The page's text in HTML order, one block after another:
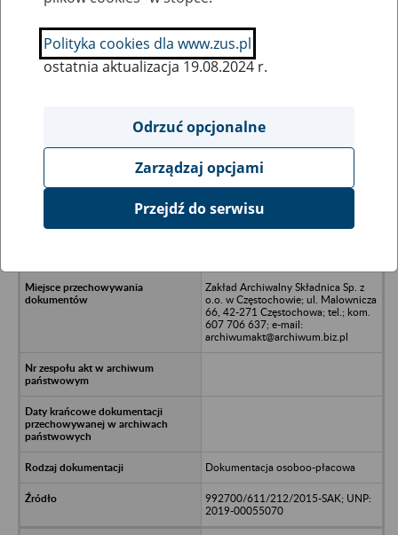
SZUKAJ
Ukryj wszystkie pozycje bazy
Zakład Ogólnobudowlany Sp. z o.o
Zakład Archiwalny Składnica Sp. z
o.o. w Częstochowie; ul. Malownicza
66, 42-271 Częstochowa; tel.; kom.
607 706 637; e-mail:
archiwumakt@archiwum.biz.pl
Dokumentacja osoboo-płacowa
992700/611/212/2015-SAK; UNP:
2019-00055070
Polityka cookies dla www.zus.pl
ostatnia aktualizacja 19.08.2024 r.
Odrzuć opcjonalne
Zarządzaj opcjami
Przejdź do serwisu